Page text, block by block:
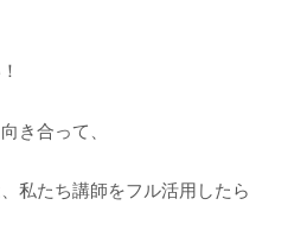
き合って、
私たち講師をフル活用したら